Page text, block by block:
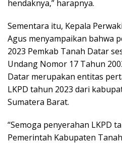
hendaknya,” harapnya.
Sementara itu, Kepala
Agus menyampaikan bahwa
2023 Pemkab Tanah Datar
Undang Nomor 17 Tahun
Datar merupakan entitas
LKPD tahun 2023 dari
Sumatera Barat.
“Semoga penyerahan LKPD
Pemerintah Kabupaten